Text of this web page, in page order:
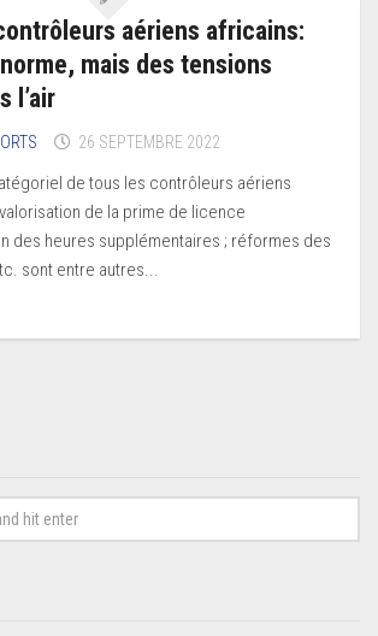
aériens africains:
mais des tensions
l’air
26 SEPTEMBRE 2022
de tous les contrôleurs aériens
de la prime de licence
des heures supplémentaires ; réformes des
sont entre autres...